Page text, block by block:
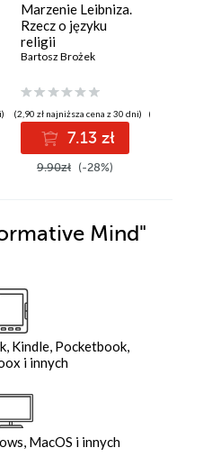
Marzenie Leibniza.
Rzecz o języku
religii
Bartosz Brożek
(2,90 zł najniższa cena z 30 dni)
7.13 zł
9.90zł (-28%)
(104,88 zł
Mind"
Kindle, Pocketbook,
i innych
MacOS i innych